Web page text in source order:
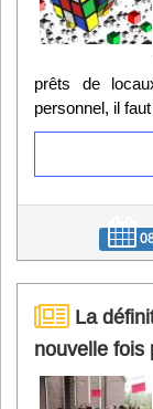
prêts de
personnel, il
La
nouvelle fois